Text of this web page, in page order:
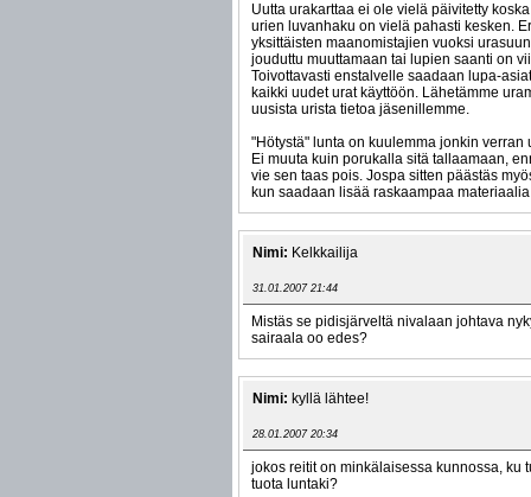
Uutta urakarttaa ei ole vielä päivitetty
urien luvanhaku on vielä pahasti kesken.
yksittäisten maanomistajien vuoksi
jouduttu muuttamaan tai lupien saanti on
Toivottavasti enstalvelle saadaan lupa-
kaikki uudet urat käyttöön. Lähetämme
uusista urista tietoa jäsenillemme.
"Hötystä" lunta on kuulemma jonkin verran
Ei muuta kuin porukalla sitä tallaamaan,
vie sen taas pois. Jospa sitten päästäs
kun saadaan lisää raskaampaa
Nimi: Kelkkailija
31.01.2007 21:44
Mistäs se pidisjärveltä nivalaan johtava
sairaala oo edes?
Nimi: kyllä lähtee!
28.01.2007 20:34
jokos reitit on minkälaisessa kunnossa, ku
tuota luntaki?